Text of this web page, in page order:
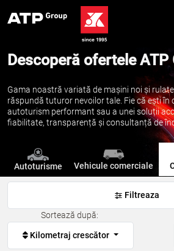
Descoperă ofertele ATP
Gama noastră variată de mașini noi și
răspundă tuturor nevoilor tale. Fie că ești în
autoturism performant sau a unei soluții
fiabilitate, transparență și consultanță de
Autoturisme Vehicule comerciale
Filtreaza
Sortează după:
Kilometraj crescător